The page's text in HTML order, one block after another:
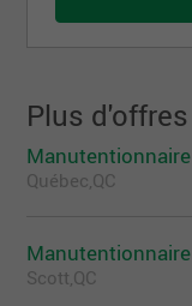
Plus d'offres
Manutentionnaire
Québec,QC
Manutentionnaire
Scott,QC